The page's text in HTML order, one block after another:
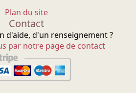
Plan du site
Contact
d'aide, d'un renseignement ?
par notre page de contact